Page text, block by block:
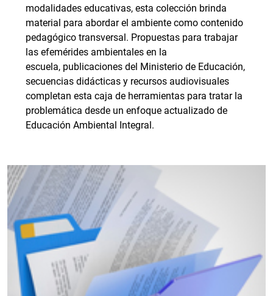
modalidades educativas, esta colección brinda
material para abordar el ambiente como contenido
pedagógico transversal. Propuestas para trabajar
las efemérides ambientales en la
escuela, publicaciones del Ministerio de Educación,
secuencias didácticas y recursos audiovisuales
completan esta caja de herramientas para tratar la
problemática desde un enfoque actualizado de
Educación Ambiental Integral.